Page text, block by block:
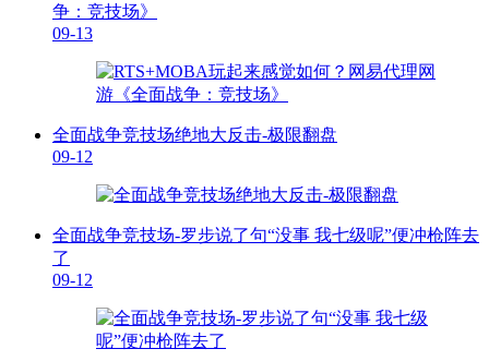
争：竞技场》
09-13
全面战争竞技场绝地大反击-极限翻盘
09-12
全面战争竞技场-罗步说了句“没事 我七级呢”便冲枪阵去
了
09-12